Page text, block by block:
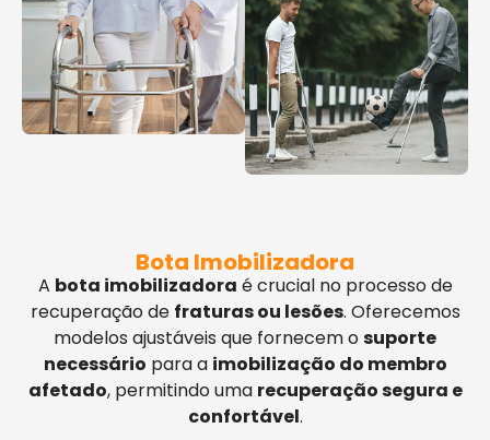
Bota Imobilizadora
A bota imobilizadora é crucial no processo de
recuperação de fraturas ou lesões. Oferecemos
modelos ajustáveis que fornecem osuporte
necessário para a imobilização do membro
afetado, permitindo uma recuperação segura e
confortável.